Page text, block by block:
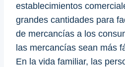
establecimientos
grandes cantidades para
de mercancías a los
las mercancías sean más
En la vida familiar, las